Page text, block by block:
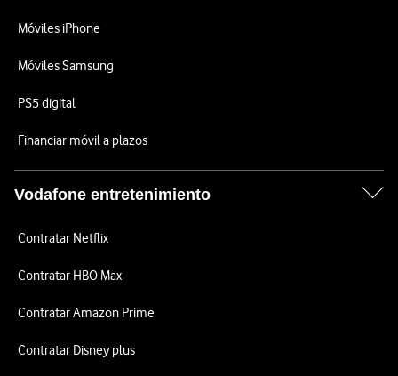
Móviles iPhone
Móviles Samsung
PS5 digital
Financiar móvil a plazos
Vodafone entretenimiento
Contratar Netflix
Contratar HBO Max
Contratar Amazon Prime
Contratar Disney plus